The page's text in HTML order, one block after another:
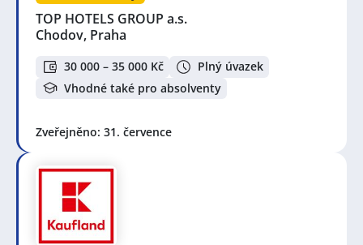
TOP HOTELS GROUP a.s.
Chodov, Praha
30 000 – 35 000 Kč
Plný úvazek
Vhodné také pro absolventy
Zveřejněno: 31. července